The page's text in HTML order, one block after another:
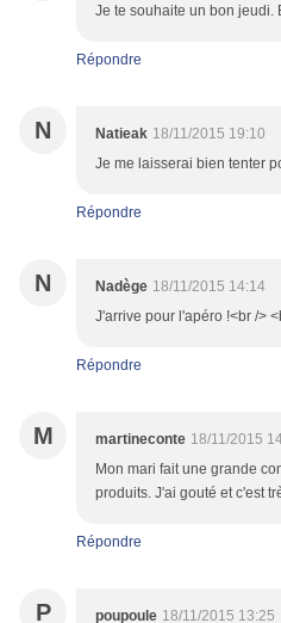
Je te souhaite un bon jeudi.
Répondre
N Natieak 18/11/2015 19:10
Je me laisserai bien tenter
Répondre
N Nadège 18/11/2015 14:14
J'arrive pour l'apéro !<br />
Répondre
M martineconte 18/11/2015
Mon mari fait une grande
produits. J'ai gouté et c'est
Répondre
P poupoule 18/11/2015 13:25